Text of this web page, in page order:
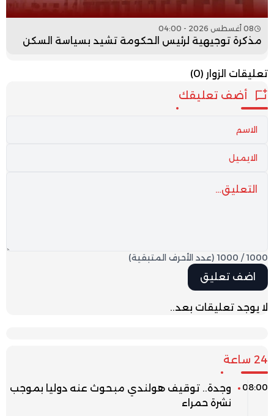
08 أغسطس 2026 - 04:00
مذكرة توجيهية لرئيس الحكومة تشيد بسياسة السكن
تعليقات الزوار (0)
أضف تعليقك
1000
/
1000 (عدد الأحرف المتبقية)
لا يوجد تعليقات بعد..
24 ساعة
08:00
وجدة.. توقيف هولندي مبحوث عنه دوليا بموجب
نشرة حمراء